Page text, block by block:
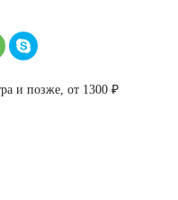
и позже, от 1300 ₽